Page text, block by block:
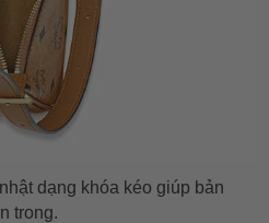
dạng khóa kéo giúp bản
trong.